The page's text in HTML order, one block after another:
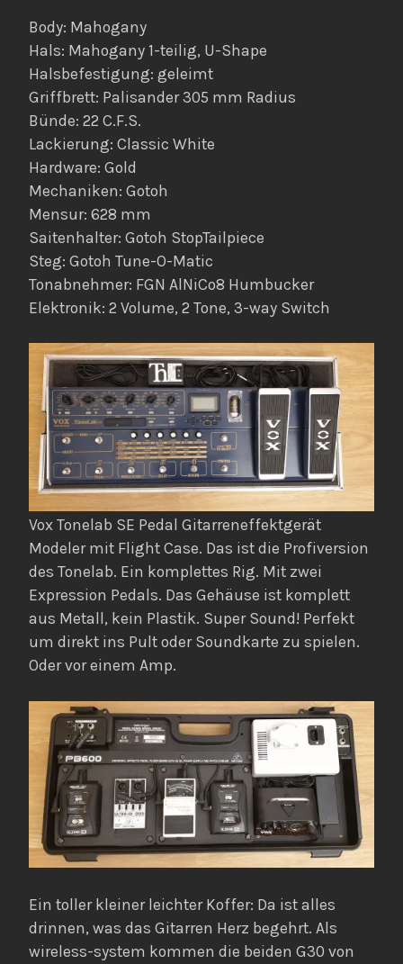
Body: Mahogany
Hals: Mahogany 1-teilig, U-Shape
Halsbefestigung: geleimt
Griffbrett: Palisander 305 mm Radius
Bünde: 22 C.F.S.
Lackierung: Classic White
Hardware: Gold
Mechaniken: Gotoh
Mensur: 628 mm
Saitenhalter: Gotoh StopTailpiece
Steg: Gotoh Tune-O-Matic
Tonabnehmer: FGN AlNiCo8 Humbucker
Elektronik: 2 Volume, 2 Tone, 3-way Switch
Vox Tonelab SE Pedal Gitarreneffektgerät
Modeler mit Flight Case. Das ist die Profiversion
des Tonelab. Ein komplettes Rig. Mit zwei
Expression Pedals. Das Gehäuse ist komplett
aus Metall, kein Plastik. Super Sound! Perfekt
um direkt ins Pult oder Soundkarte zu spielen.
Oder vor einem Amp.
Ein toller kleiner leichter Koffer: Da ist alles
drinnen, was das Gitarren Herz begehrt. Als
wireless-system kommen die beiden G30 von